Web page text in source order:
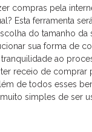
compras pela
Esta ferramenta
do tamanho da
sua forma de
ao
receio de comprar
de todos esses
simples de ser